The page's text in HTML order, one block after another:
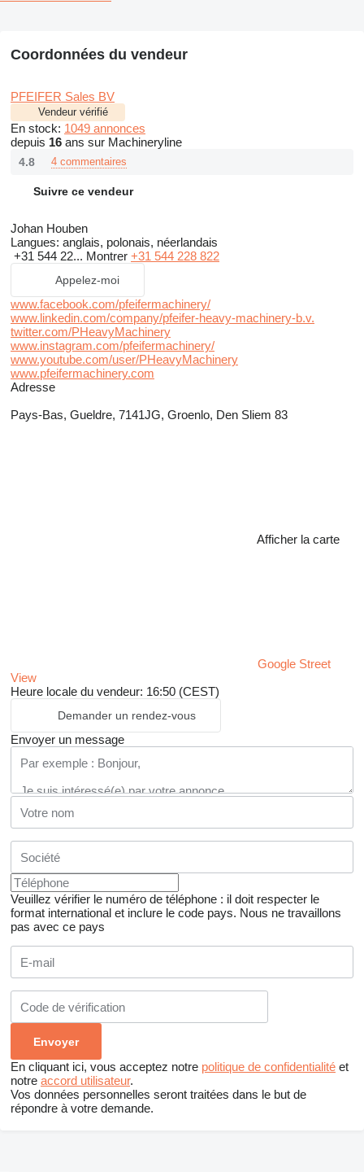
Coordonnées du vendeur
PFEIFER Sales BV
Vendeur vérifié
En stock: 1049 annonces
depuis 16 ans sur Machineryline
4.8 4 commentaires
Suivre ce vendeur
Johan Houben
Langues: anglais, polonais, néerlandais
+31 544 22... Montrer +31 544 228 822
Appelez-moi
www.facebook.com/pfeifermachinery/
www.linkedin.com/company/pfeifer-heavy-machinery-b.v.
twitter.com/PHeavyMachinery
www.instagram.com/pfeifermachinery/
www.youtube.com/user/PHeavyMachinery
www.pfeifermachinery.com
Adresse
Pays-Bas, Gueldre, 7141JG, Groenlo, Den Sliem 83
Afficher la carte
Google Street
View
Heure locale du vendeur: 16:50 (CEST)
Demander un rendez-vous
Envoyer un message
Veuillez vérifier le numéro de téléphone : il doit respecter le
format international et inclure le code pays. Nous ne travaillons
pas avec ce pays
En cliquant ici, vous acceptez notre politique de confidentialité et
notre accord utilisateur.
Vos données personnelles seront traitées dans le but de
répondre à votre demande.